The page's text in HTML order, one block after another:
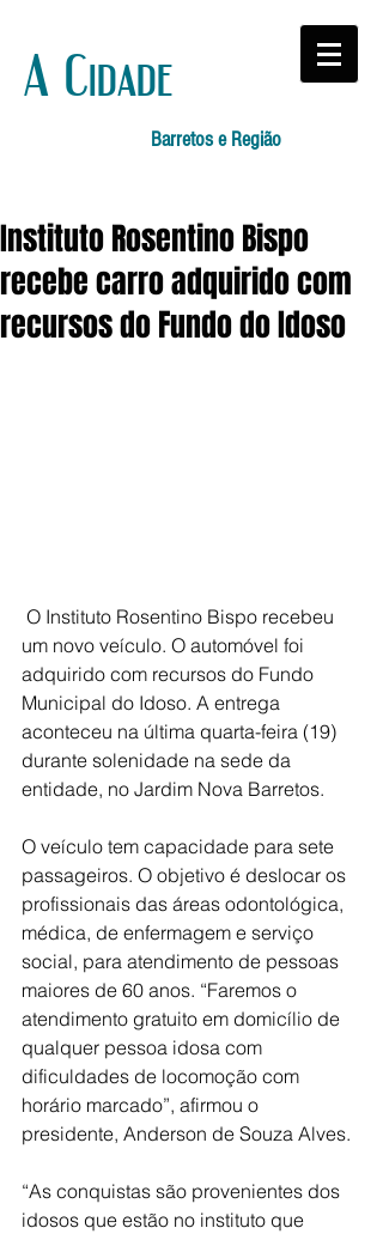
A Cidade
Barretos e Região
Instituto Rosentino Bispo
recebe carro adquirido com
recursos do Fundo do Idoso
um novo veículo. O automóvel foi
adquirido com recursos do Fundo
Municipal do Idoso. A entrega
aconteceu na última quarta-feira (19)
durante solenidade na sede da
entidade, no Jardim Nova Barretos.
O veículo tem capacidade para sete
passageiros. O objetivo é deslocar os
profissionais das áreas odontológica,
médica, de enfermagem e serviço
social, para atendimento de pessoas
maiores de 60 anos. “Faremos o
atendimento gratuito em domicílio de
qualquer pessoa idosa com
dificuldades de locomoção com
horário marcado”, afirmou o
presidente, Anderson de Souza Alves.
“As conquistas são provenientes dos
idosos que estão no instituto que